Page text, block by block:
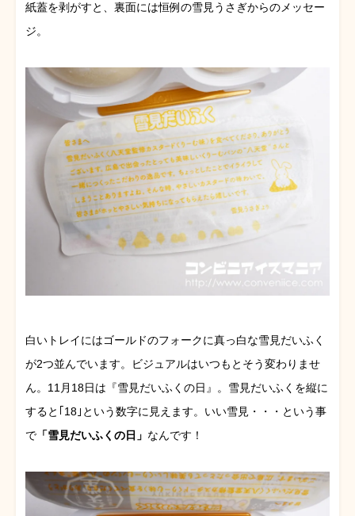
紙蓋を剥がすと、裏面には恒例の雪見うさぎからのメッセー
ジ。
白いトレイにはゴールドのフォークに真っ白な雪見だいふく
が2つ並んでいます。ビジュアルはいつもとそう変わりませ
ん。11月18日は『雪見だいふくの日』。雪見だいふくを縦に
すると｢18｣という数字に見えます。いい雪見・・・という事
で 「雪見だいふくの日」 なんです！